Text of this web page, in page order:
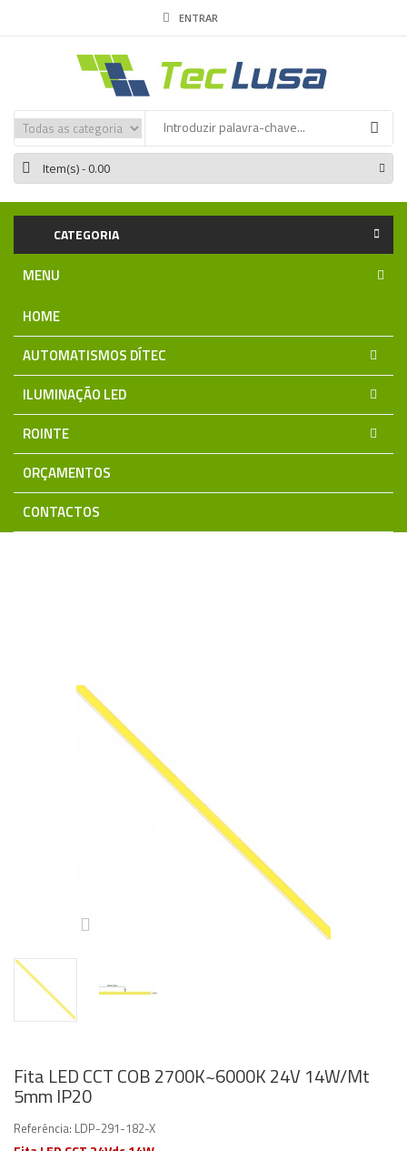
ENTRAR
Item(s)- 0.00
CATEGORIA
MENU
HOME
AUTOMATISMOS DÍTEC
ILUMINAÇÃO LED
ROINTE
ORÇAMENTOS
CONTACTOS
Fita LED CCT COB 2700K~6000K 24V 14W/Mt
5mm IP20
Referência: LDP-291-182-X